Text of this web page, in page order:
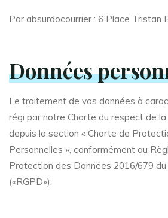
Par absurdocourrier : 6 Place Tristan
Données
Le traitement de vos données à
régi par notre Charte du respect de
depuis la section « Charte de
Personnelles », conformément au
Protection des Données 2016/679
(«RGPD»).